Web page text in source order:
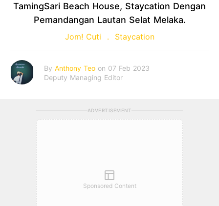
TamingSari Beach House, Staycation Dengan
Pemandangan Lautan Selat Melaka.
Jom! Cuti Staycation
By Anthony Teo on 07 Feb 2023
Deputy Managing Editor
ADVERTISEMENT
Sponsored Content